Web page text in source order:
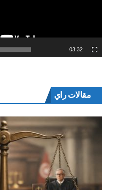
03:32
مقالات راي